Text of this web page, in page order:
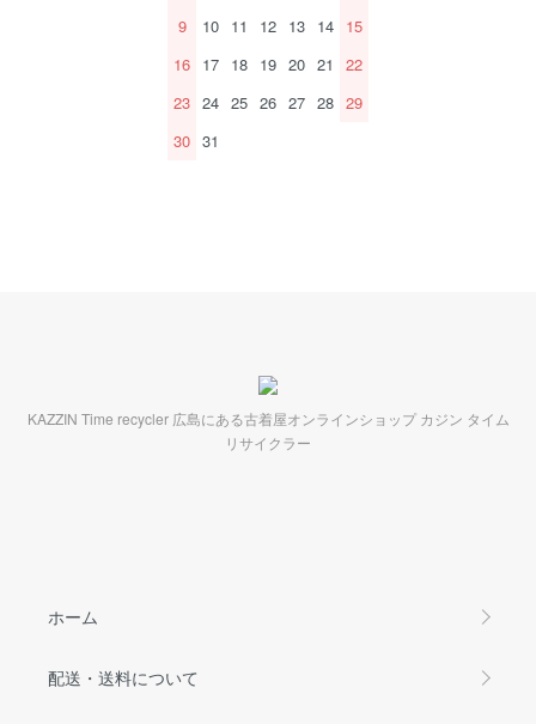
9
10 11 12 13 14 15
16 17 18 19 20 21
22
23 24 25 26 27 28 29
30 31
KAZZIN Time recycler 広島にある古着屋オンラインショップ カジン タイム
リサイクラー
ホーム
配送・送料について